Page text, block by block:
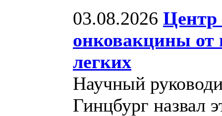
03.08.2026 Центр
онковакцины от
легких
Научный
Гинцбург назвал